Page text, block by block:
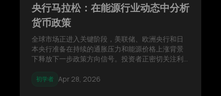
央行马拉松：在能源行业动态中分析
货币政策
全球市场正进入关键阶段，美联储、欧洲央行和日
本央行准备在持续的通胀压力和能源价格上涨背景
下释放下一步政策方向信号。投资者正密切关注利
在影响。
初学者 Apr 28, 2026